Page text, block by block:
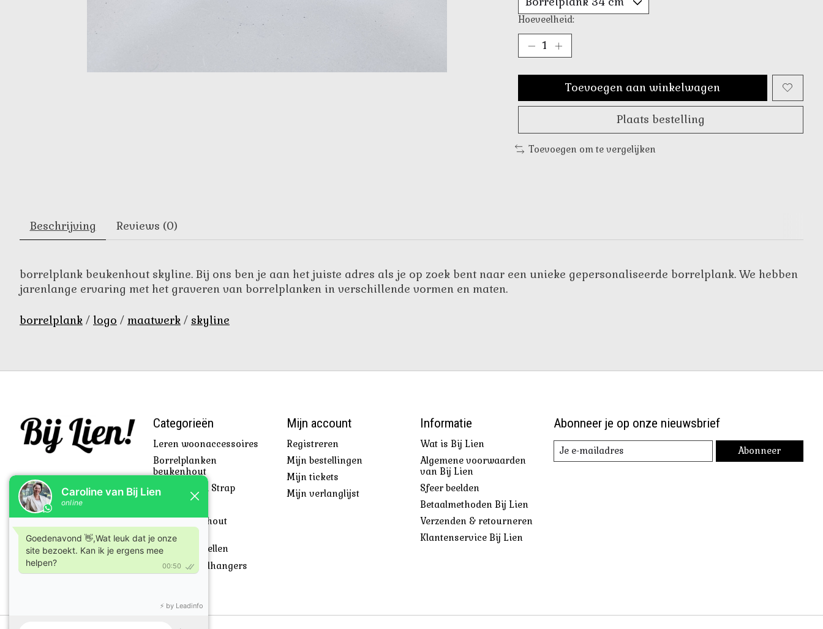
Hoeveelheid:
Toevoegen aan winkelwagen
Plaats bestelling
Toevoegen om te vergelijken
Beschrijving Reviews (0)
borrelplank beukenhout skyline. Bij ons ben je aan het juiste adres als je op zoek bent naar een unieke gepersonaliseerde borrelplank. We hebben
jarenlange ervaring met het graveren van borrelplanken in verschillende vormen en maten.
borrelplank / logo / maatwerk / skyline
Categorieën
Leren woonaccessoires
Borrelplanken
beukenhout
Beach Towel Strap
SkyLine uit hout
Klanten vertellen
Leren sleutelhangers
Mijn account
Registreren
Mijn bestellingen
Mijn tickets
Mijn verlanglijst
Informatie
Wat is Bij Lien
Algemene voorwaarden
van Bij Lien
Sfeer beelden
Betaalmethoden Bij Lien
Verzenden & retourneren
Klantenservice Bij Lien
Abonneer je op onze nieuwsbrief
Abonneer